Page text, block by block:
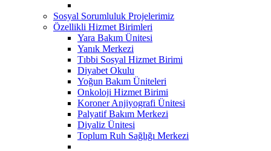
Sosyal Sorumluluk Projelerimiz
Özellikli Hizmet Birimleri
Yara Bakım Ünitesi
Yanık Merkezi
Tıbbi Sosyal Hizmet Birimi
Diyabet Okulu
Yoğun Bakım Üniteleri
Onkoloji Hizmet Birimi
Koroner Anjiyografi Ünitesi
Palyatif Bakım Merkezi
Diyaliz Ünitesi
Toplum Ruh Sağlığı Merkezi